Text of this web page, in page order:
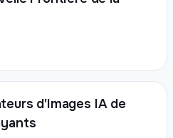
d'Images IA de